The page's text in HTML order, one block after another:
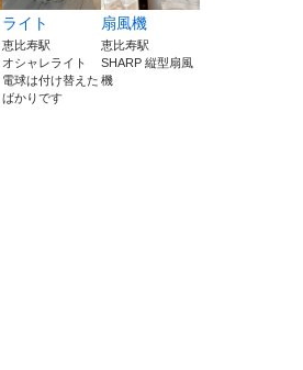
ライト
恵比寿駅
オシャレライト
電球は付け替えた
ばかりです
扇風機
恵比寿駅
SHARP 縦型扇風
機